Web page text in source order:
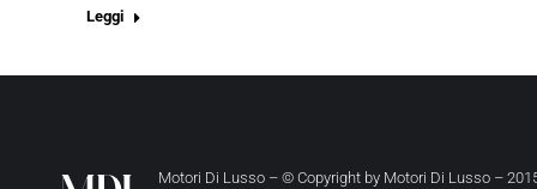
Leggi
Motori Di Lusso – © Copyright by Motori Di Lusso –